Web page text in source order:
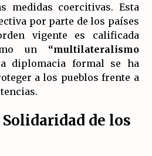
medidas coercitivas. Esta
por parte de los países
vigente es calificada
un “multilateralismo
diplomacia formal se ha
a los pueblos frente a
de los